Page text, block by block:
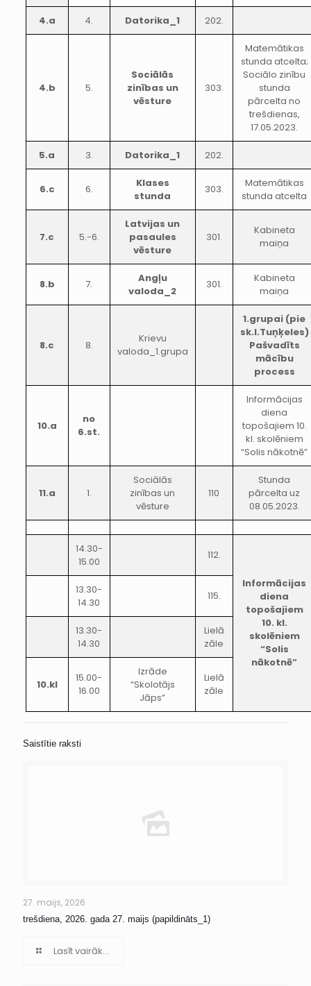
4.a 4. Datorika_1 202.
4.b 5.
Sociālās
zinības un
vēsture
303.
Matemātikas
stunda atcelta;
Sociālo zinību
stunda
pārcelta no
trešdienas,
17.05.2023.
5.a 3. Datorika_1 202.
6.c 6.
Klases
stunda
303.
Matemātikas
stunda atcelta
7.c 5.-6.
Latvijas un
pasaules
vēsture
301.
Kabineta
maiņa
8.b 7.
Angļu
valoda_2
301.
Kabineta
maiņa
8.c 8.
Krievu
valoda_1.grupa
1.grupai (pie
sk.I.Tuņķeles)
Pašvadīts
mācību
process
10.a
no
6.st.
Informācijas
diena
topošajiem 10.
kl. skolēniem
“Solis nākotnē”
11.a 1.
Sociālās
zinības un
vēsture
110
Stunda
pārcelta uz
08.05.2023.
14.30-
15.00
112.
Informācijas
diena
topošajiem
10. kl.
skolēniem
“Solis
nākotnē”
13.30-
14.30
115.
13.30-
14.30
Lielā
zāle
10.kl
15.00-
16.00
Izrāde
“Skolotājs
Jāps”
Lielā
zāle
Saistītie raksti
27. maijs, 2026
trešdiena, 2026. gada 27. maijs (papildināts_1)
Lasīt vairāk...